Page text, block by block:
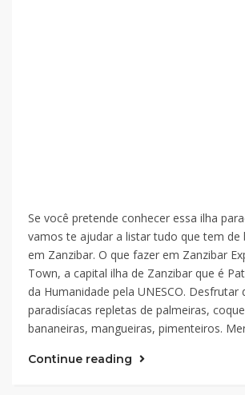
Se você pretende conhecer essa ilha
vamos te ajudar a listar tudo que tem de
em Zanzibar. O que fazer em Zanzibar
Town, a capital ilha de Zanzibar que é
da Humanidade pela UNESCO. Desfrutar
paradisíacas repletas de palmeiras,
bananeiras, mangueiras, pimenteiros.
Continue reading